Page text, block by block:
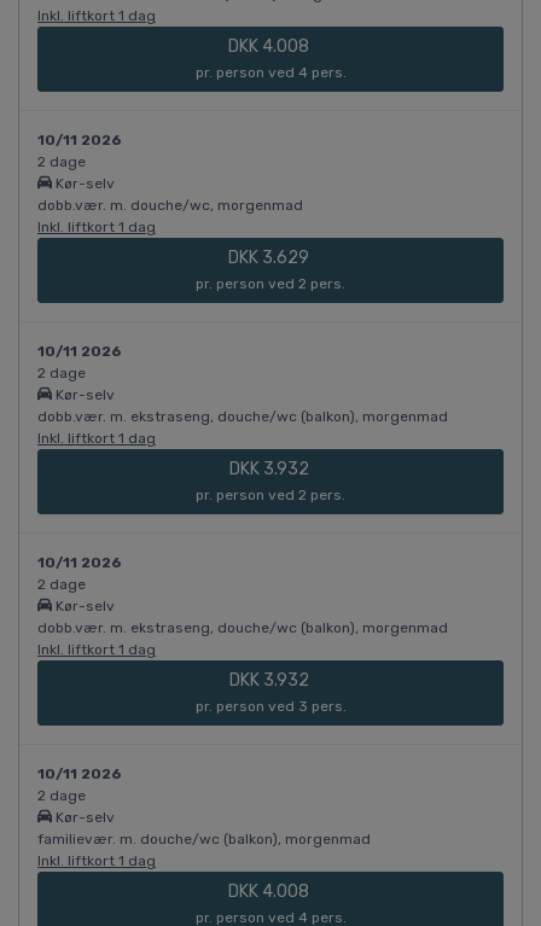
Inkl. liftkort 1 dag
DKK 4.008
pr. person ved 4 pers.
10/11 2026
2 dage
Kør-selv
dobb.vær. m. douche/wc, morgenmad
Inkl. liftkort 1 dag
DKK 3.629
pr. person ved 2 pers.
10/11 2026
2 dage
Kør-selv
dobb.vær. m. ekstraseng, douche/wc (balkon), morgenmad
Inkl. liftkort 1 dag
DKK 3.932
pr. person ved 2 pers.
10/11 2026
2 dage
Kør-selv
dobb.vær. m. ekstraseng, douche/wc (balkon), morgenmad
Inkl. liftkort 1 dag
DKK 3.932
pr. person ved 3 pers.
10/11 2026
2 dage
Kør-selv
familievær. m. douche/wc (balkon), morgenmad
Inkl. liftkort 1 dag
DKK 4.008
pr. person ved 4 pers.